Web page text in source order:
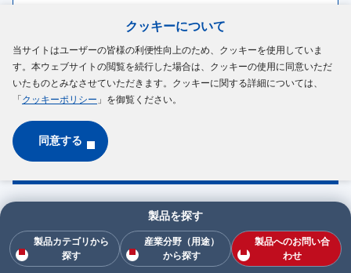
クッキーについて
当サイトはユーザーの皆様の利便性向上のため、クッキーを使用していま
す。本ウェブサイトの閲覧を続行した場合は、クッキーの使用に同意いただ
いたものとみなさせていただきます。クッキーに関する詳細については、
「 クッキーポリシー 」を御覧ください。
同意する
技術的なご質問、各種資料のお取り寄せなど
はこちら
電磁クラッチ／ブレーキ
製品を探す
製品カテゴリから
探す
産業分野（用途）
から探す
製品へのお問い合
わせ